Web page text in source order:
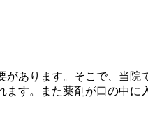
あります。そこで、当
す。また薬剤が口の中に